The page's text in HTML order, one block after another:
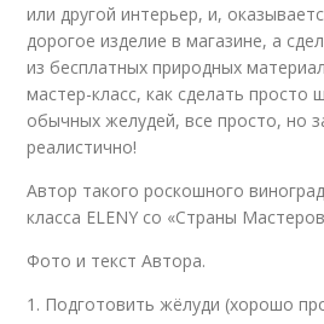
или другой интерьер, и,
дорогое изделие в магазине, а
из бесплатных природных
мастер-класс, как сделать просто
обычных желудей, все просто, но
реалистично!
Автор такого роскошного
класса ELENY со «Страны
Фото и текст Автора.
1. Подготовить жёлуди (хорошо